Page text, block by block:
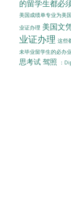
的留学生都必
美国成绩单专业为美
业证办理 美国文
业证办理 这些
未毕业留学生的必办业
思考试 驾照 ：